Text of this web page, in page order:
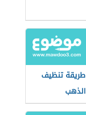
طريقة تنظيف
الذهب